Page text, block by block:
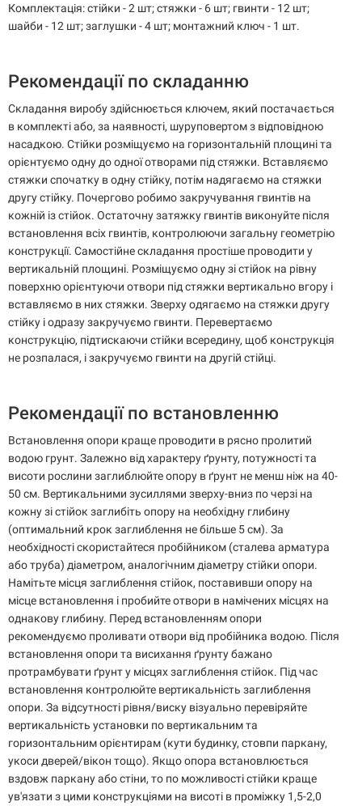
Комплектація: стійки - 2 шт; стяжки - 6 шт; гвинти - 12 шт;
шайби - 12 шт; заглушки - 4 шт; монтажний ключ - 1 шт.
Рекомендації по складанню
Складання виробу здійснюється ключем, який постачається
в комплекті або, за наявності, шуруповертом з відповідною
насадкою. Стійки розміщуємо на горизонтальній площині та
орієнтуємо одну до одної отворами під стяжки. Вставляємо
стяжки спочатку в одну стійку, потім надягаємо на стяжки
другу стійку. Почергово робимо закручування гвинтів на
кожній із стійок. Остаточну затяжку гвинтів виконуйте після
встановлення всіх гвинтів, контролюючи загальну геометрію
конструкції. Самостійне складання простіше проводити у
вертикальній площині. Розміщуємо одну зі стійок на рівну
поверхню орієнтуючи отвори під стяжки вертикально вгору і
вставляємо в них стяжки. Зверху одягаємо на стяжки другу
стійку і одразу закручуємо гвинти. Перевертаємо
конструкцію, підтискаючи стійки всередину, щоб конструкція
не розпалася, і закручуємо гвинти на другій стійці.
Рекомендації по встановленню
Встановлення опори краще проводити в рясно пролитий
водою грунт. Залежно від характеру ґрунту, потужності та
висоти рослини заглиблюйте опору в ґрунт не менш ніж на 40-
50 см. Вертикальними зусиллями зверху-вниз по черзі на
кожну зі стійок заглибіть опору на необхідну глибину
(оптимальний крок заглиблення не більше 5 см). За
необхідності скористайтеся пробійником (сталева арматура
або труба) діаметром, аналогічним діаметру стійки опори.
Намітьте місця заглиблення стійок, поставивши опору на
місце встановлення і пробийте отвори в намічених місцях на
однакову глибину. Перед встановленням опори
рекомендуємо проливати отвори від пробійника водою. Після
встановлення опори та висихання ґрунту бажано
протрамбувати ґрунт у місцях заглиблення стійок. Під час
встановлення контролюйте вертикальність заглиблення
опори. За відсутності рівня/виску візуально перевіряйте
вертикальність установки по вертикальним та
горизонтальним орієнтирам (кути будинку, стовпи паркану,
укоси дверей/вікон тощо). Якщо опора встановлюється
вздовж паркану або стіни, то по можливості стійки краще
ув'язати з цими конструкціями на висоті в проміжку 1,5-2,0